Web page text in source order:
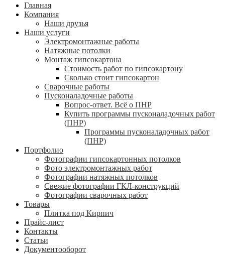
Главная
Компания
Наши друзья
Наши услуги
Электромонтажные работы
Натяжные потолки
Монтаж гипсокартона
Стоимость работ по гипсокартону
Сколько стоит гипсокартон
Сварочные работы
Пусконаладочные работы
Вопрос-ответ. Всё о ПНР
Купить программы пусконаладочных работ
(ПНР)
Программы пусконаладочных работ
(ПНР)
Портфолио
Фотографии гипсокартонных потолков
Фото электромонтажных работ
Фотографии натяжных потолков
Свежие фотографии ГКЛ-конструкций
Фотографии сварочных работ
Товары
Плитка под Кирпич
Прайс-лист
Контакты
Статьи
Документооборот